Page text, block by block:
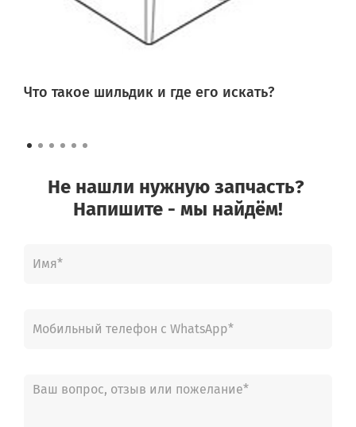
Что такое шильдик и где его искать?
Не нашли нужную запчасть?
Напишите - мы найдём!